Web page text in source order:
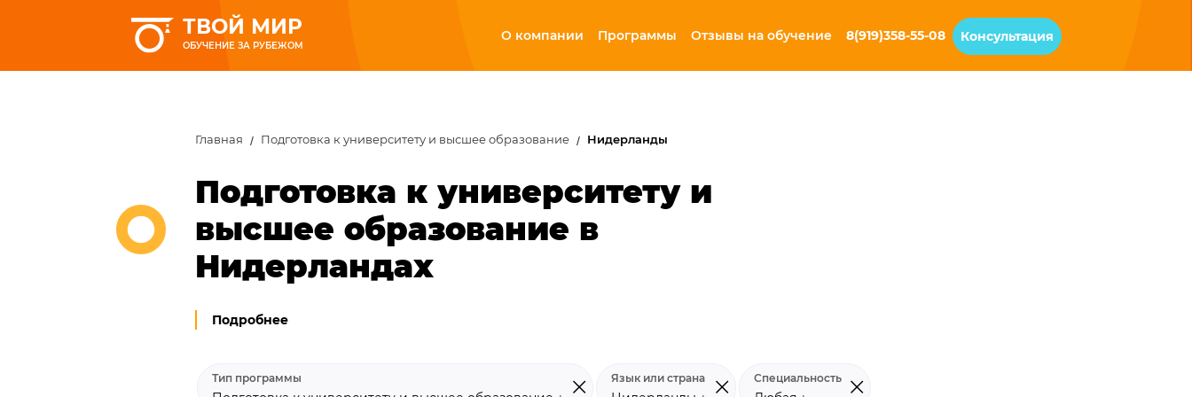
ТВОЙ МИР
ОБУЧЕНИЕ ЗА РУБЕЖОМ
О компании Программы Отзывы на обучение 8(919)358-55-08 Консультация
Главная Подготовка к университету и высшее образование Нидерланды
Подготовка к университету и
высшее образование в
Нидерландах
Подробнее
Тип программы Язык или страна Специальность